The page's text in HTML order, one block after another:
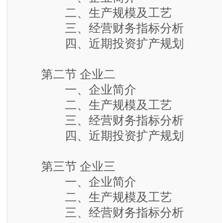
二、生产规模及工艺
三、经营财务指标分析
四、近期投资扩产规划
第二节 企业二
一、企业简介
二、生产规模及工艺
三、经营财务指标分析
四、近期投资扩产规划
第三节 企业三
一、企业简介
二、生产规模及工艺
三、经营财务指标分析